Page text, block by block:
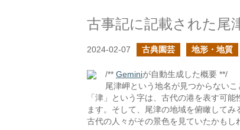
古事記に記載された尾
2024-02-07 古典園芸 地形・地質
/** Geminiが自動生成した概要 **/
尾津岬という地名が見つからない
「津」という字は、古代の港を表す可
ます。そして、尾津の地域を俯瞰して
古代の人々がその景色を見ていたかもし